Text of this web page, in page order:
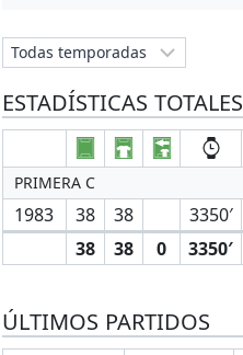
ESTADÍSTICAS TOTALES
PRIMERA C
1983 38 38 3350′
38
38 0 3350′
ÚLTIMOS PARTIDOS